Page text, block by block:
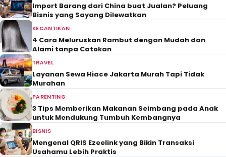
Import Barang dari China buat Jualan? Peluang
Bisnis yang Sayang Dilewatkan
KECANTIKAN
4 Cara Meluruskan Rambut dengan Mudah dan
Alami tanpa Catokan
TRAVEL
Layanan Sewa Hiace Jakarta Murah Tapi Tidak
Murahan
PARENTING
3 Tips Memberikan Makanan Seimbang pada Anak
untuk Mendukung Tumbuh Kembangnya
BISNIS
Mengenal QRIS Ezeelink yang Bikin Transaksi
Usahamu Lebih Praktis